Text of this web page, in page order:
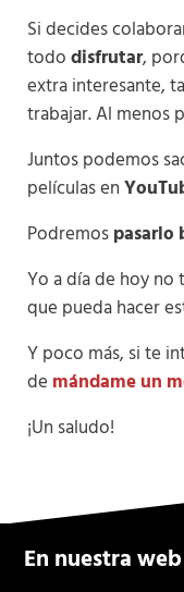
Si decides
tododisfrutar,
extra interesante,
trabajar. Al menos
Juntos podemos
películas en
Podremospasarlo
Yo a día de hoy no
que pueda hacer
Y poco más, si te
de mándame un
¡Un saludo!
En nuestra web